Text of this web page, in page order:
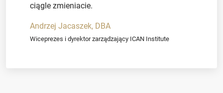
ciągle zmieniacie.
Andrzej Jacaszek, DBA
Wiceprezes i dyrektor zarządzający ICAN Institute